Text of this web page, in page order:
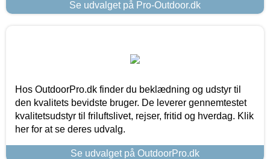
Se udvalget på Pro-Outdoor.dk
Hos OutdoorPro.dk finder du beklædning og udstyr til
den kvalitets bevidste bruger. De leverer gennemtestet
kvalitetsudstyr til friluftslivet, rejser, fritid og hverdag. Klik
her for at se deres udvalg.
Se udvalget på OutdoorPro.dk